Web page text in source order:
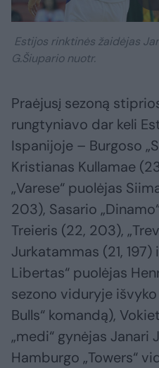
Estijos rinktinės žaidėjas
G.Šiupario nuotr.
Praėjusį sezoną
rungtyniavo dar keli
Ispanijoje – Burgoso
Kristianas Kullamae
„Varese“ puolėjas
203), Sasario
Treieris (22, 203),
Jurkatammas (21,
Libertas“ puolėjas
sezono viduryje
Bulls“ komandą),
„medi“ gynėjas Janari
Hamburgo „Towers“